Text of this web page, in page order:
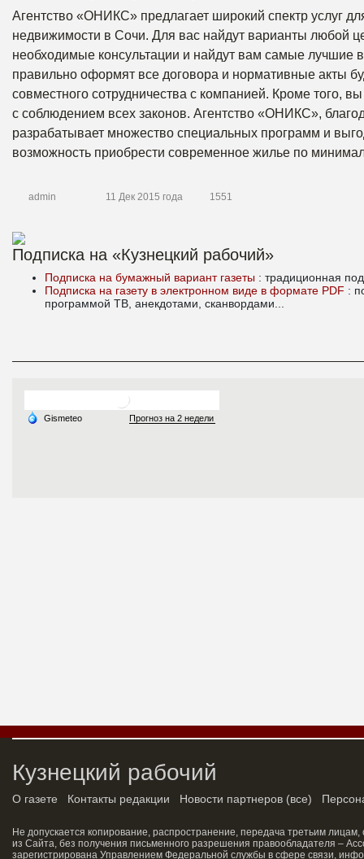
Агентство «ОНИКС» предлагает широкий спектр услуг
недвижимости в Сочи. Для вас найдут варианты любой
необходимые консультации и найдут вам самые лучшие
правильно оформят все договора и нормативные акты
совместного сотрудничества с компанией. Кроме того,
с соблюдением всех законов. Агентство «ОНИКС»,
разрабатывает множество специальных программ и
возможность приобрести современное жилье по
admin 11 Дек 2015 года 1551
Подписка на «Кузнецкий рабочий»
Подписка на бумажный вариант газеты : традиционная
Подписка на газету в электронном виде в формате PDF :
программой ТВ, анекдотами, сканвордами...
Кузнецкий рабочий
О газете Контакты редакции Новости партнеров (все)
Не допускается копирование, распространение, передача третьим
из Сайта, без получения письменного разрешения правообладателя –
зарегистрирована Управлением Федеральной службы в сфере связи,